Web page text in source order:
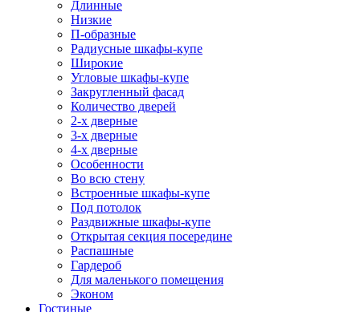
Длинные
Низкие
П-образные
Радиусные шкафы-купе
Широкие
Угловые шкафы-купе
Закругленный фасад
Количество дверей
2-х дверные
3-х дверные
4-х дверные
Особенности
Во всю стену
Встроенные шкафы-купе
Под потолок
Раздвижные шкафы-купе
Открытая секция посередине
Распашные
Гардероб
Для маленького помещения
Эконом
Гостиные